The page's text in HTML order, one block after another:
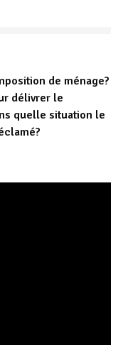
de ménage?
délivrer le
quelle situation le